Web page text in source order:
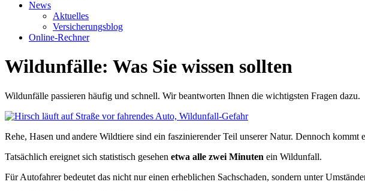
News
Aktuelles
Versicherungsblog
Online-Rechner
Wildunfälle: Was Sie wissen sollten
Wildunfälle passieren häufig und schnell. Wir beantworten Ihnen die wichtigsten Fragen dazu.
Rehe, Hasen und andere Wildtiere sind ein faszinierender Teil unserer Natur. Dennoch
Tatsächlich ereignet sich statistisch gesehen etwa alle zwei Minuten ein Wildunfall.
Für Autofahrer bedeutet das nicht nur einen erheblichen Sachschaden, sondern unter